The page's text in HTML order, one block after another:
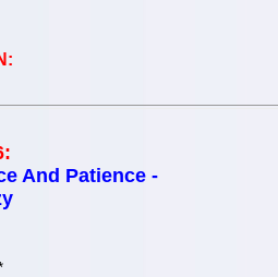
And Patience -